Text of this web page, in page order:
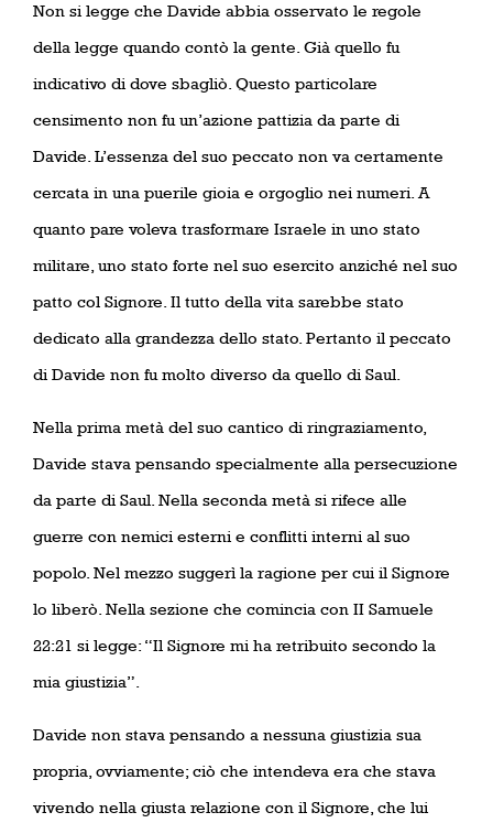
Non si legge che Davide abbia osservato le regole
della legge quando contò la gente. Già quello fu
indicativo di dove sbagliò. Questo particolare
censimento non fu un’azione pattizia da parte di
Davide. L’essenza del suo peccato non va certamente
cercata in una puerile gioia e orgoglio nei numeri. A
quanto pare voleva trasformare Israele in uno stato
militare, uno stato forte nel suo esercito anziché nel suo
patto col Signore. Il tutto della vita sarebbe stato
dedicato alla grandezza dello stato. Pertanto il peccato
di Davide non fu molto diverso da quello di Saul.
Nella prima metà del suo cantico di ringraziamento,
Davide stava pensando specialmente alla persecuzione
da parte di Saul. Nella seconda metà si rifece alle
guerre con nemici esterni e conflitti interni al suo
popolo. Nel mezzo suggerì la ragione per cui il Signore
lo liberò. Nella sezione che comincia con II Samuele
22:21 si legge: “Il Signore mi ha retribuito secondo la
mia giustizia”.
Davide non stava pensando a nessuna giustizia sua
propria, ovviamente; ciò che intendeva era che stava
vivendo nella giusta relazione con il Signore, che lui